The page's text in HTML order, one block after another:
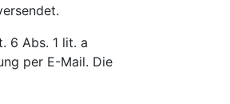
6 Abs. 1 lit. a
per E-Mail. Die